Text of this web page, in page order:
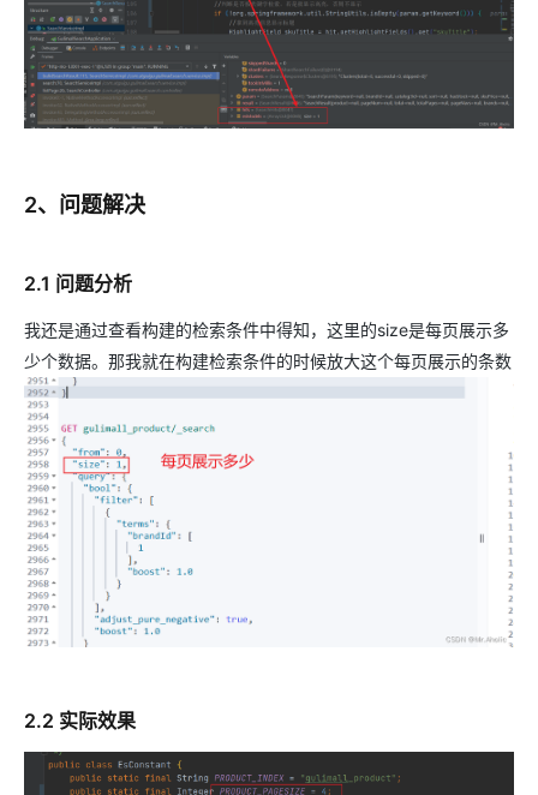
2、问题解决
2.1 问题分析
我还是通过查看构建的检索条件中得知，这里的size是每页展示多
少个数据。那我就在构建检索条件的时候放大这个每页展示的条数
2.2 实际效果